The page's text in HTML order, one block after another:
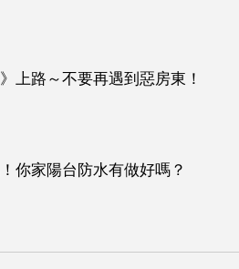
上路～不要再遇到惡房東！
你家陽台防水有做好嗎？